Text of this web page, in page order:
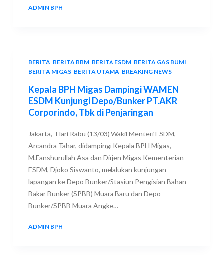
ADMIN BPH
BERITA BERITA BBM, BERITA ESDM, BERITA GAS BUMI
BERITA MIGAS, BERITA UTAMA BREAKING NEWS
Kepala BPH Migas Dampingi WAMEN
ESDM Kunjungi Depo/Bunker PT.AKR
Corporindo, Tbk di Penjaringan
Jakarta,- Hari Rabu (13/03) Wakil Menteri ESDM,
Arcandra Tahar, didampingi Kepala BPH Migas,
M.Fanshurullah Asa dan Dirjen Migas Kementerian
ESDM, Djoko Siswanto, melalukan kunjungan
lapangan ke Depo Bunker/Stasiun Pengisian Bahan
Bakar Bunker (SPBB) Muara Baru dan Depo
Bunker/SPBB Muara Angke…
ADMIN BPH